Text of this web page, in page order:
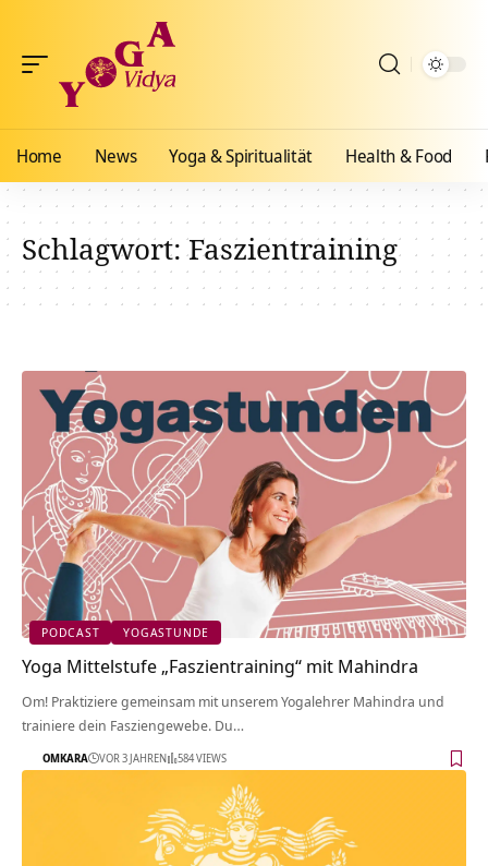
Home News Yoga & Spiritualität Health & Food
Schlagwort:Faszientraining
PODCAST YOGASTUNDE
Yoga Mittelstufe „Faszientraining“ mit Mahindra
Om! Praktiziere gemeinsam mit unserem Yogalehrer Mahindra und
trainiere dein Fasziengewebe. Du…
OMKARA VOR 3 JAHREN 584 VIEWS